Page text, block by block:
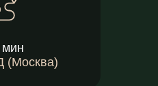
мин
(Москва)